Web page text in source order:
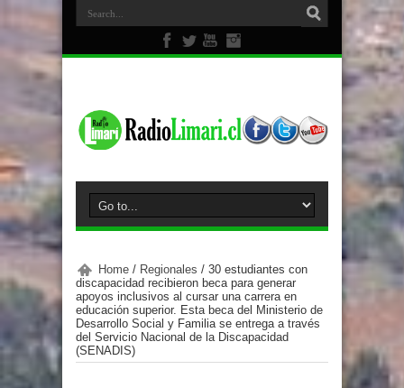
Home / Regionales / 30 estudiantes con
discapacidad recibieron beca para generar
apoyos inclusivos al cursar una carrera en
educación superior. Esta beca del Ministerio de
Desarrollo Social y Familia se entrega a través
del Servicio Nacional de la Discapacidad
(SENADIS)